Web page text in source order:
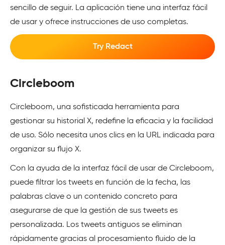
sencillo de seguir. La aplicación tiene una interfaz fácil
de usar y ofrece instrucciones de uso completas.
Try Redact
Circleboom
Circleboom, una sofisticada herramienta para
gestionar su historial X, redefine la eficacia y la facilidad
de uso. Sólo necesita unos clics en la URL indicada para
organizar su flujo X.
Con la ayuda de la interfaz fácil de usar de Circleboom,
puede filtrar los tweets en función de la fecha, las
palabras clave o un contenido concreto para
asegurarse de que la gestión de sus tweets es
personalizada. Los tweets antiguos se eliminan
rápidamente gracias al procesamiento fluido de la